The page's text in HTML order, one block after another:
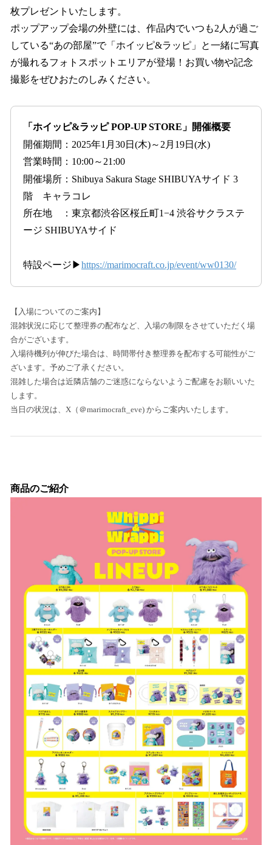
枚プレゼントいたします。
ポップアップ会場の外壁には、作品内でいつも2人が過ご
している“あの部屋”で「ホイッピ&ラッピ」と一緒に写真
が撮れるフォトスポットエリアが登場！お買い物や記念
撮影をぜひおたのしみください。
「ホイッピ&ラッピ POP-UP STORE」開催概要
開催期間：2025年1月30日(木)～2月19日(水)
営業時間：10:00～21:00
開催場所：Shibuya Sakura Stage SHIBUYAサイド 3
階 キャラコレ
所在地 ：東京都渋谷区桜丘町1−4 渋谷サクラステ
ージ SHIBUYAサイド
特設ページ▶https://marimocraft.co.jp/event/ww0130/
【入場についてのご案内】
混雑状況に応じて整理券の配布など、入場の制限をさせていただく場
合がございます。
入場待機列が伸びた場合は、時間帯付き整理券を配布する可能性がご
ざいます。予めご了承ください。
混雑した場合は近隣店舗のご迷惑にならないようご配慮をお願いいた
します。
当日の状況は、X（＠marimocraft_eve) からご案内いたします。
商品のご紹介